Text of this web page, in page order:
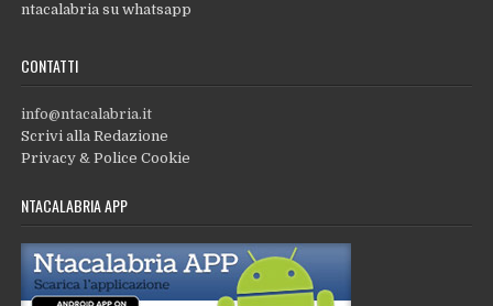
ntacalabria su whatsapp
CONTATTI
info@ntacalabria.it
Scrivi alla Redazione
Privacy & Police Cookie
NTACALABRIA APP